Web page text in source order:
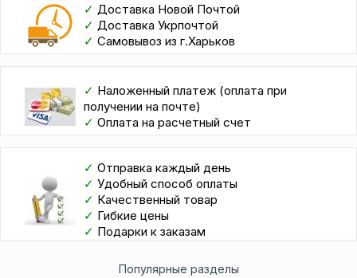
✓ Доставка Новой Почтой
✓ Доставка Укрпочтой
✓ Самовывоз из г.Харьков
✓ Наложенный платеж (оплата при
получении на почте)
✓ Оплата на расчетный счет
✓ Отправка каждый день
✓ Удобный способ оплаты
✓ Качественный товар
✓ Гибкие цены
✓ Подарки к заказам
Популярные разделы